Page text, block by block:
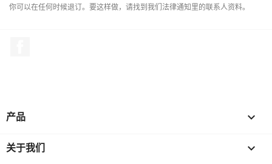
你可以在任何时候退订。要这样做，请找到我们法律通知里的联系人资料。
产品 
关于我们 